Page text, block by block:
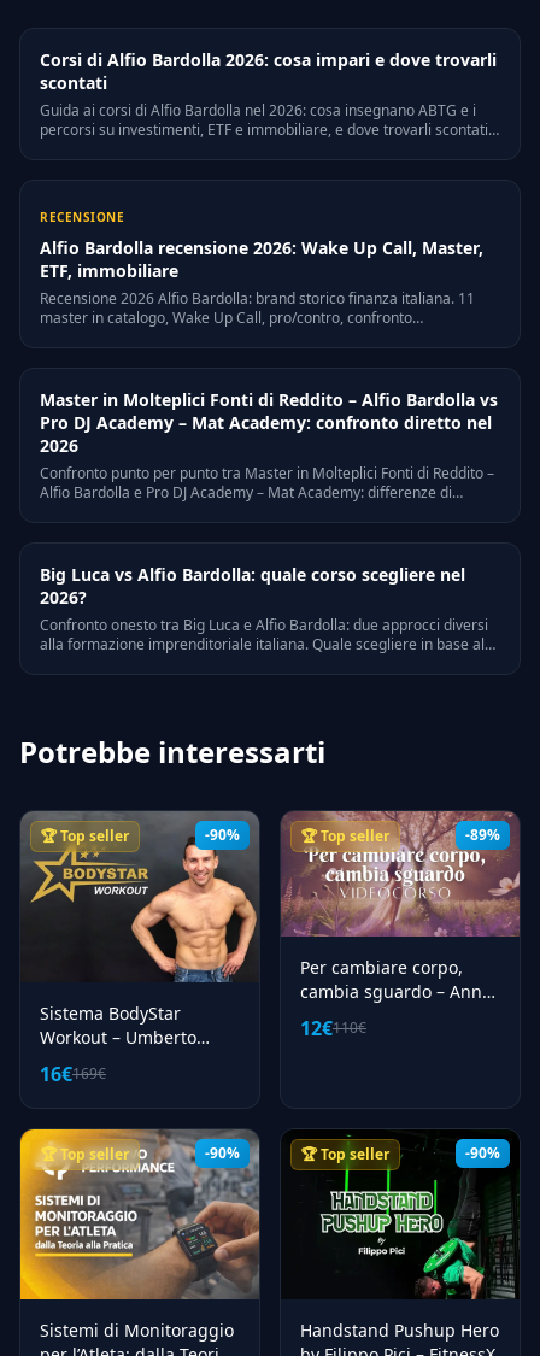
Corsi di Alfio Bardolla 2026: cosa impari e dove trovarli
scontati
Guida ai corsi di Alfio Bardolla nel 2026: cosa insegnano ABTG e i
percorsi su investimenti, ETF e immobiliare, e dove trovarli scontati
RECENSIONE
Alfio Bardolla recensione 2026: Wake Up Call, Master,
ETF, immobiliare
Recensione 2026 Alfio Bardolla: brand storico finanza italiana. 11
master in catalogo, Wake Up Call, pro/contro, confronto
Master in Molteplici Fonti di Reddito – Alfio Bardolla vs
Pro DJ Academy – Mat Academy: confronto diretto nel
2026
Confronto punto per punto tra Master in Molteplici Fonti di Reddito –
Alfio Bardolla e Pro DJ Academy – Mat Academy: differenze di
Big Luca vs Alfio Bardolla: quale corso scegliere nel
2026?
Confronto onesto tra Big Luca e Alfio Bardolla: due approcci diversi
alla formazione imprenditoriale italiana. Quale scegliere in base al
Potrebbe interessarti
-90%
🏆 Top seller
Sistema BodyStar
Workout – Umberto
16€169€
-89%
🏆 Top seller
Per cambiare corpo,
cambia sguardo – Anna
Bianchi
12€110€
-90%
🏆 Top seller
Sistemi di Monitoraggio
-90%
🏆 Top seller
Handstand Pushup Hero